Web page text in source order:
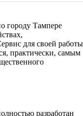
городу Тампере
для своей работы
практически, самым
разработан